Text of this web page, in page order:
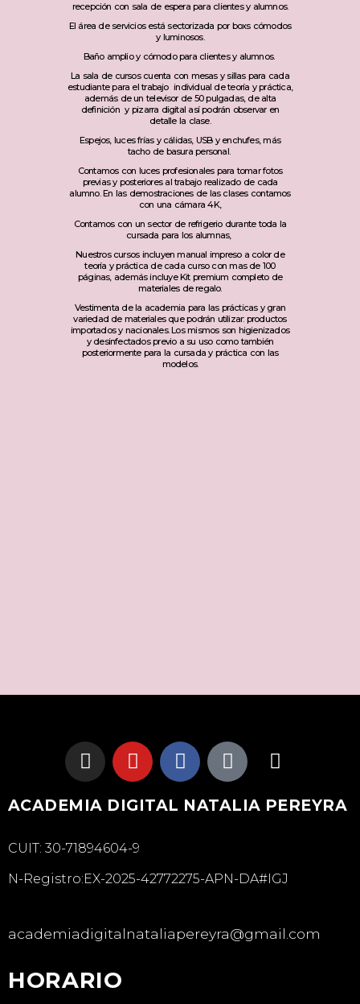
recepción con sala de espera para clientes y alumnos.
El área de servicios está sectorizada por boxs cómodos
y luminosos.
Baño amplio y cómodo para clientes y alumnos.
La sala de cursos cuenta con mesas y sillas para cada
estudiante para el trabajo individual de teoría y práctica,
además de un televisor de 50 pulgadas, de alta
definición y pizarra digital así podrán observar en
detalle la clase.
Espejos, luces frías y cálidas, USB y enchufes, más
tacho de basura personal.
Contamos con luces profesionales para tomar fotos
previas y posteriores al trabajo realizado de cada
alumno. En las demostraciones de las clases contamos
con una cámara 4K,
Contamos con un sector de refrigerio durante toda la
cursada para los alumnas,
Nuestros cursos incluyen manual impreso a color de
teoría y práctica de cada curso con mas de 100
páginas, además incluye Kit premium completo de
materiales de regalo.
Vestimenta de la academia para las prácticas y gran
variedad de materiales que podrán utilizar: productos
importados y nacionales. Los mismos son higienizados
y desinfectados previo a su uso como también
posteriormente para la cursada y práctica con las
modelos.
ACADEMIA DIGITAL NATALIA PEREYRA
CUIT: 30-71894604-9
N-Registro:EX-2025-42772275-APN-DA#IGJ
academiadigitalnataliapereyra@gmail.com
HORARIO